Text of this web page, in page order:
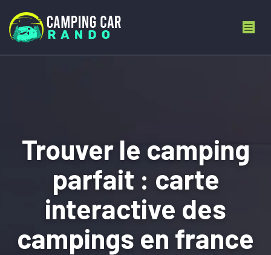
Trouver le camping
parfait : carte
interactive des
campings en france